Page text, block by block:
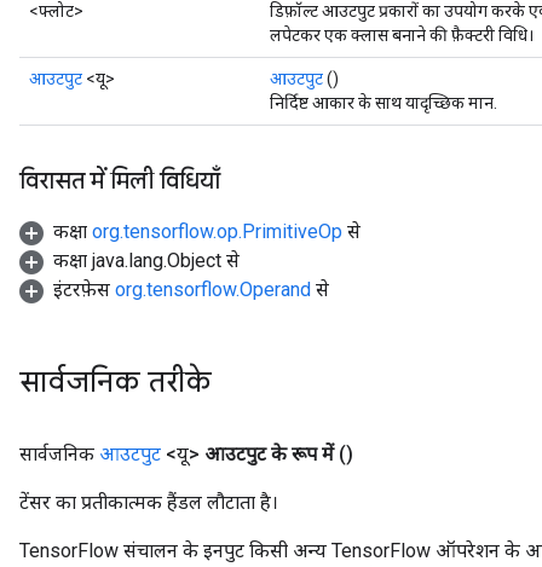
<फ्लोट>
डिफ़ॉल्ट आउटपुट प्रकारों का उपयोग
लपेटकर एक क्लास बनाने की फ़ैक्टरी विधि।
आउटपुट <यू> आउटपुट()
निर्दिष्ट आकार के साथ यादृच्छिक मान.
विरासत में मिली विधियाँ
कक्षा org.tensorflow.op.PrimitiveOp से
कक्षा java.lang.Object से
इंटरफ़ेस org.tensorflow.Operand से
सार्वजनिक तरीके
सार्वजनिक आउटपुट <यू> आउटपुट के रूप में ()
टेंसर का प्रतीकात्मक हैंडल लौटाता है।
TensorFlow संचालन के इनपुट किसी अन्य TensorFlow ऑपरेशन के